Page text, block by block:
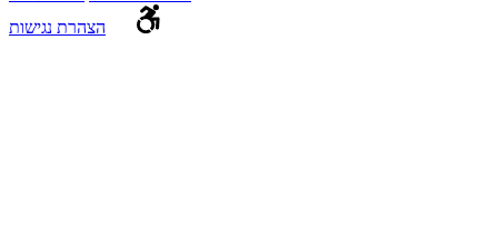
הצהרת נגישות